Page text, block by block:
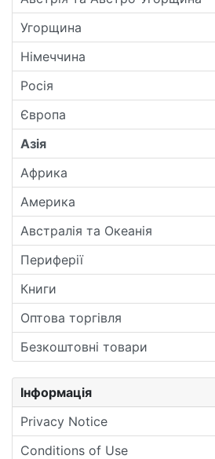
Угорщина
Німеччина
Росія
Європа
Азія
Африка
Америка
Австралія та Океанія
Периферії
Книги
Оптова торгівля
Безкоштовні товари
Інформація
Privacy Notice
Conditions of Use